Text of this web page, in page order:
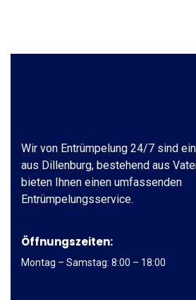
Wir von Entrümpelung 24/7 sind
aus Dillenburg, bestehend aus
bieten Ihnen einen umfassenden
Entrümpelungsservice.
Öffnungszeiten:
Montag – Samstag: 8:00 – 18:00